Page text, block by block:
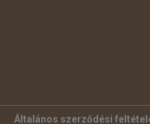
Általános szerződési